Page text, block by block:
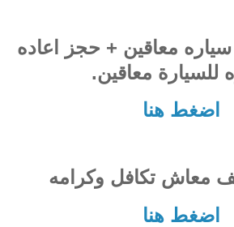
معاقين + حجز اعاده
للسيارة معاقين.
اضغط هنا
اضغط هنا